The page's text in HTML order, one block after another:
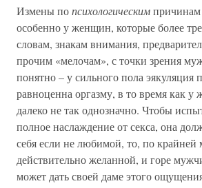
Измены попсихологическимпричинам
особенно у женщин, которые более
словам, знакам внимания,
прочим «мелочам», с точки зрения
понятно – у сильного пола эякуляция
равноценна оргазму, в то время как
далеко не так однозначно. Чтобы
полное наслаждение от секса, она
себя если не любимой, то, по крайней
действительно желанной, и горе
может дать своей даме этого